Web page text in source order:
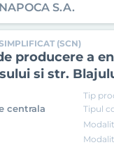
S.A.
(SCN)
producere a
si str.
centrala
Tip
Tipul